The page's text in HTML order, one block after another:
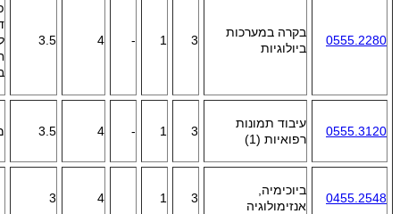
0555.2280
בקרה במערכות
ביולוגיות
3
1
-
4
3.5
0555.3120
עיבוד תמונות
רפואיות (1)
3
1
-
4
3.5
0455.2548
ביוכימיה,
אנזימולוגיה
3
1
4
3